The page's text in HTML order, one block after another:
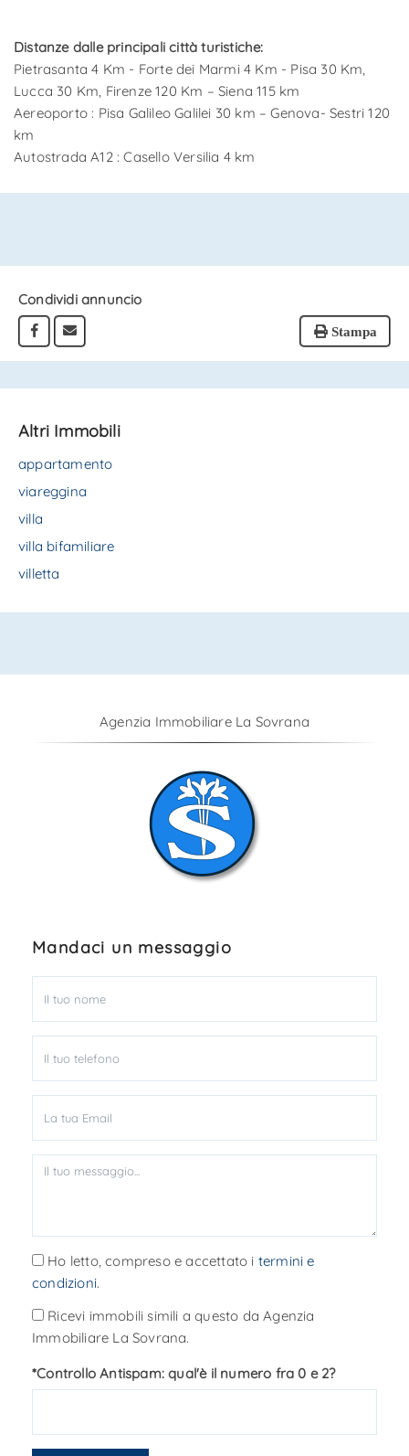
Distanze dalle principali città turistiche:
Pietrasanta 4 Km - Forte dei Marmi 4 Km - Pisa 30 Km,
Lucca 30 Km, Firenze 120 Km – Siena 115 km
Aereoporto : Pisa Galileo Galilei 30 km – Genova- Sestri 120
km
Autostrada A12 : Casello Versilia 4 km
Condividi annuncio
Stampa
Altri Immobili
appartamento
viareggina
villa
villa bifamiliare
villetta
Agenzia Immobiliare La Sovrana
Mandaci un messaggio
Ho letto, compreso e accettato i termini e
condizioni.
Ricevi immobili simili a questo da Agenzia
Immobiliare La Sovrana.
*Controllo Antispam: qual'è il numero fra 0 e 2?